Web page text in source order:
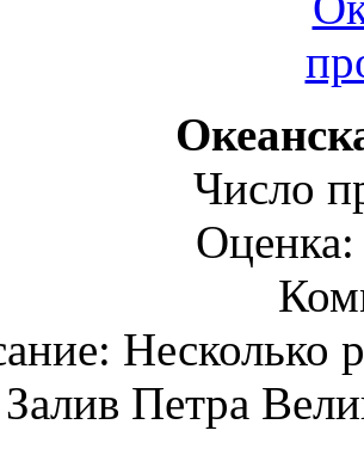
Число
Несколько
Залив Петра